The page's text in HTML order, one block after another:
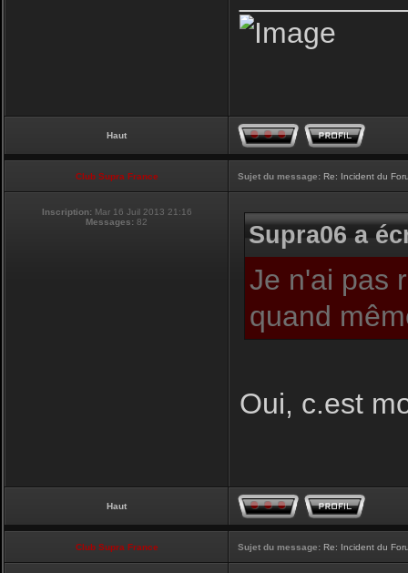
Haut
Club Supra France Sujet du message: Re: Incident du
Inscription: Mar 16 Juil 2013 21:16
Messages: 82 Supra06 a
Je n'ai pas
quand
Oui, c.est
Haut
Club Supra France Sujet du message: Re: Incident du